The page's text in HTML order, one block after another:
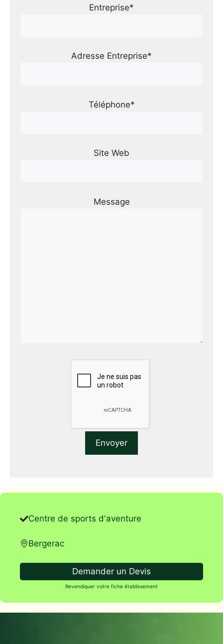
Entreprise*
Adresse Entreprise*
Téléphone*
Site Web
Message
Centre de sports d'aventure
Bergerac
Demander un Devis
Revendiquer votre fiche établissement